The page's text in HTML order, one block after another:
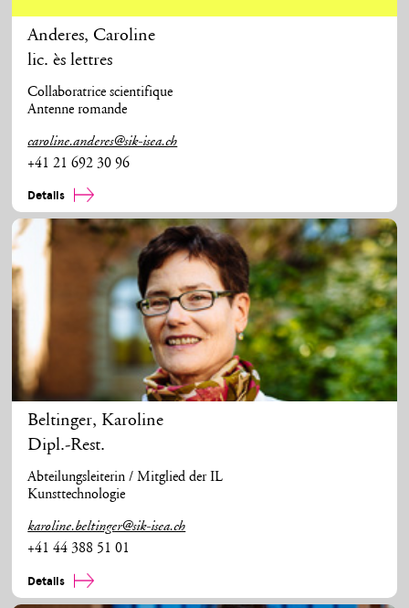
Anderes,Caroline
lic. ès lettres
Collaboratrice scientifique
Antenne romande
caroline.anderes@sik-isea.ch
+41 21 692 30 96
Details
Beltinger, Karoline
Dipl.-Rest.
Abteilungsleiterin / Mitglied der IL
Kunsttechnologie
karoline.beltinger@sik-isea.ch
+41 44 388 51 01
Details